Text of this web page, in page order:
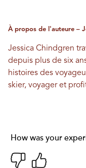
À propos de l'auteure –
Jessica Chindgren
depuis plus de six
histoires des
skier, voyager et